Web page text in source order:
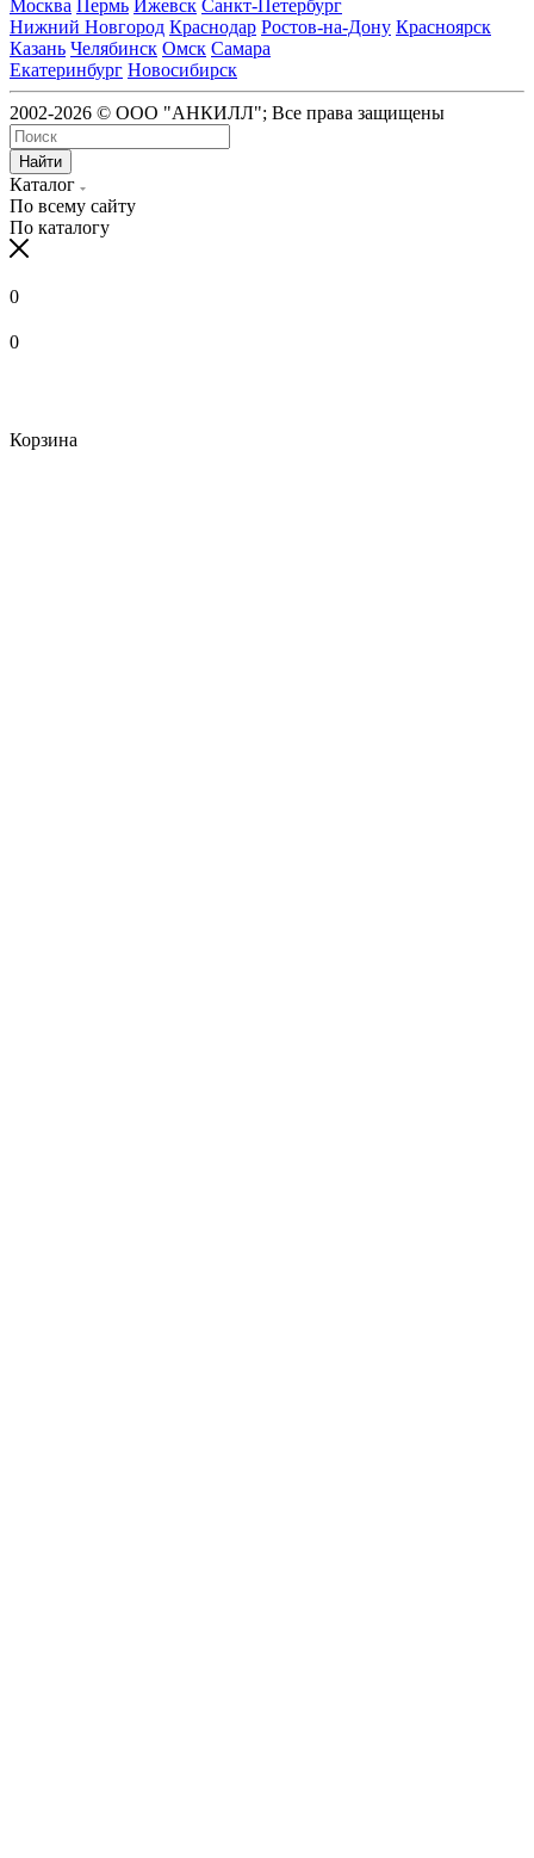
Москва Пермь Ижевск Санкт-Петербург
Нижний Новгород Краснодар Ростов-на-Дону Красноярск
Казань Челябинск Омск Самара
Екатеринбург Новосибирск
2002-2026 © ООО "АНКИЛЛ"; Все права защищены
Найти
Каталог
По всему сайту
По каталогу
0
0
Корзина